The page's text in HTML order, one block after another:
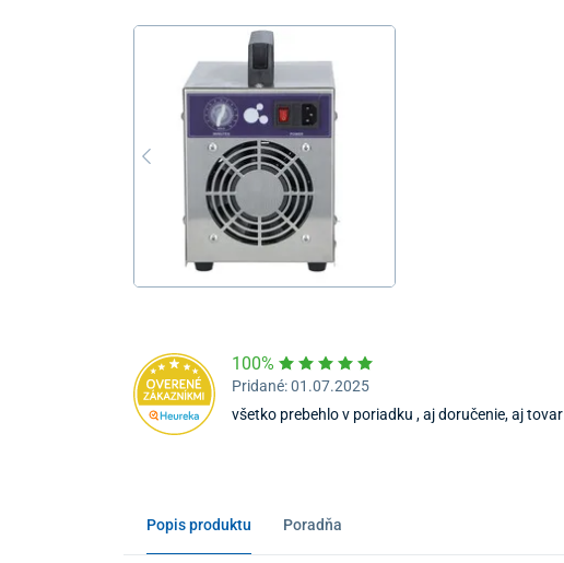
100%
Pridané: 01.07.2025
všetko prebehlo v poriadku , aj doručenie, aj tovar
Popis produktu Poradňa